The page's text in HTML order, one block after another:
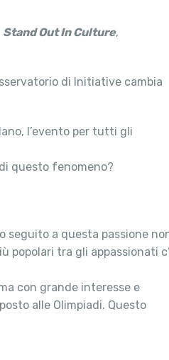
Stand Out In Culture,
di Initiative cambia
l’evento per tutti gli
questo fenomeno?
seguito a questa passione
popolari tra gli appassionati
con grande interesse e
alle Olimpiadi. Questo